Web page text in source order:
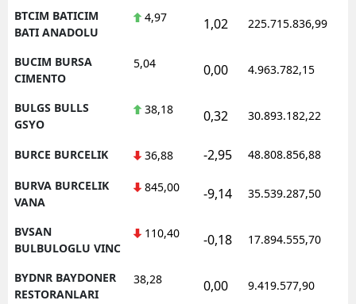
BTCIM BATICIM
BATI ANADOLU
4,97 1,02 225.715.836,99
BUCIM BURSA
CIMENTO
5,04 0,00 4.963.782,15
BULGS BULLS
GSYO
38,18 0,32 30.893.182,22
BURCE BURCELIK 36,88 -2,95 48.808.856,88
BURVA BURCELIK
VANA
845,00 -9,14 35.539.287,50
BVSAN
BULBULOGLU VINC
110,40 -0,18 17.894.555,70
BYDNR BAYDONER
RESTORANLARI
38,28 0,00 9.419.577,90